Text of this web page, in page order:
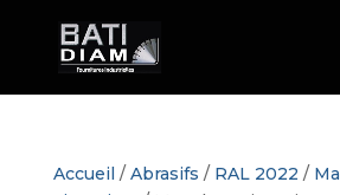
Accueil / Abrasifs / RAL 2022 /